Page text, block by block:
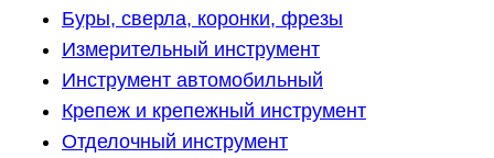
Буры, сверла, коронки, фрезы
Измерительный инструмент
Инструмент автомобильный
Крепеж и крепежный инструмент
Отделочный инструмент